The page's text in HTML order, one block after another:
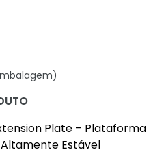
Plate – Plataforma
Estável